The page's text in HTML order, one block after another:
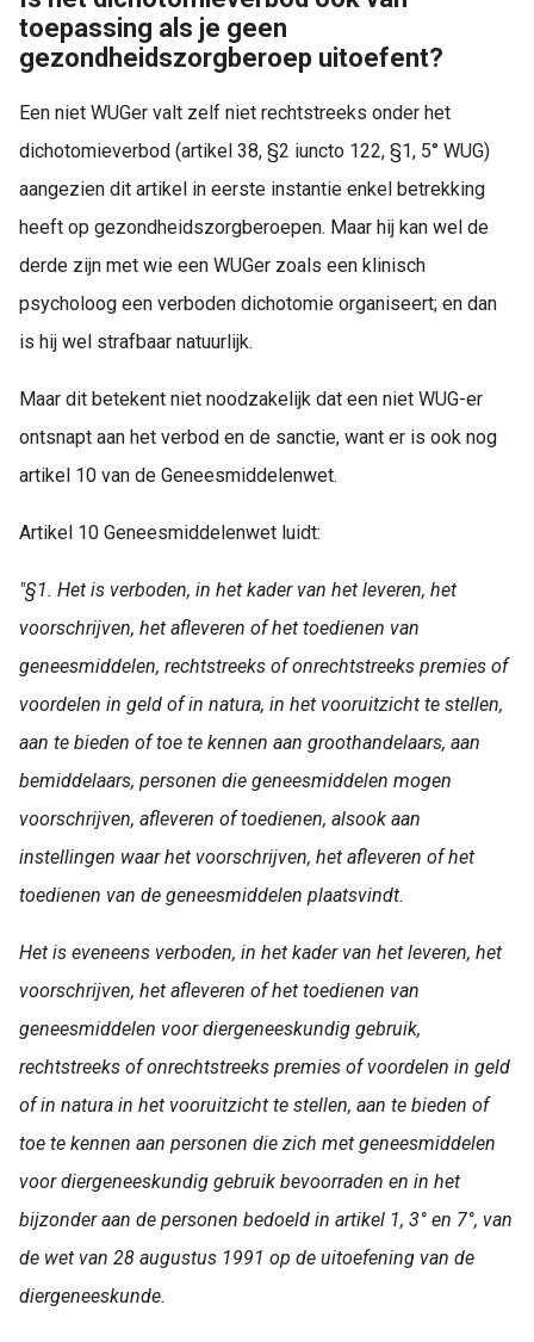
toepassing als je geen
gezondheidszorgberoep uitoefent?
Een niet WUGer valt zelf niet rechtstreeks onder het
dichotomieverbod (artikel 38, §2 iuncto 122, §1, 5° WUG)
aangezien dit artikel in eerste instantie enkel betrekking
heeft op gezondheidszorgberoepen. Maar hij kan wel de
derde zijn met wie een WUGer zoals een klinisch
psycholoog een verboden dichotomie organiseert; en dan
is hij wel strafbaar natuurlijk.
Maar dit betekent niet noodzakelijk dat een niet WUG-er
ontsnapt aan het verbod en de sanctie, want er is ook nog
artikel 10 van de Geneesmiddelenwet.
Artikel 10 Geneesmiddelenwet luidt:
"§1. Het is verboden, in het kader van het leveren, het
voorschrijven, het afleveren of het toedienen van
geneesmiddelen, rechtstreeks of onrechtstreeks premies of
voordelen in geld of in natura, in het vooruitzicht te stellen,
aan te bieden of toe te kennen aan groothandelaars, aan
bemiddelaars, personen die geneesmiddelen mogen
voorschrijven, afleveren of toedienen, alsook aan
instellingen waar het voorschrijven, het afleveren of het
toedienen van de geneesmiddelen plaatsvindt.
Het is eveneens verboden, in het kader van het leveren, het
voorschrijven, het afleveren of het toedienen van
geneesmiddelen voor diergeneeskundig gebruik,
rechtstreeks of onrechtstreeks premies of voordelen in geld
of in natura in het vooruitzicht te stellen, aan te bieden of
toe te kennen aan personen die zich met geneesmiddelen
voor diergeneeskundig gebruik bevoorraden en in het
bijzonder aan de personen bedoeld in artikel 1, 3° en 7°, van
de wet van 28 augustus 1991 op de uitoefening van de
diergeneeskunde.